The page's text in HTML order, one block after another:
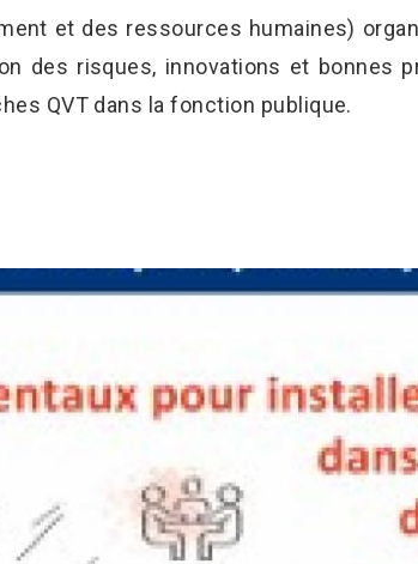
et des ressources humaines)
des risques, innovations et bonnes
QVT dans la fonction publique.